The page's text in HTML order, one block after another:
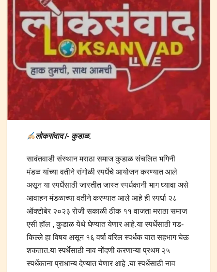
लोकसंवाद /- कुडाळ.
सावंतवाडी संस्थान मराठा समाज कुडाळ संचलित भगिनी
मंडळ यांच्या वतीने रांगोळी स्पर्धेचे आयोजन करण्यात आले
असून या स्पर्धेसाठी जास्तीत जास्त स्पर्धकानी भाग घ्यावा असे
आवाहन मंडळाच्या वतीने करण्यात आले आहे ही स्पर्धा २८
ऑक्टोबेर २०२३ रोजी सकाळी ठीक ११ वाजता मराठा समाज
एसी हॉल , कुडाळ येथे घेण्यात येणार आहे.या स्पर्धेसाठी गड-
किल्ले हा विषय असून १६ वर्षा वरिल स्पर्धक यात सहभाग घेऊ
शकतात.या स्पर्धेसाठी नाव नोंदणी करणाऱ्या प्रथम २५
स्पर्धेकाना प्राधान्य देण्यात येणार आहे .या स्पर्धेसाठी नाव